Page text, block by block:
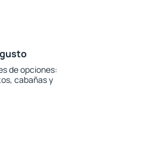
de opciones:
cabañas y